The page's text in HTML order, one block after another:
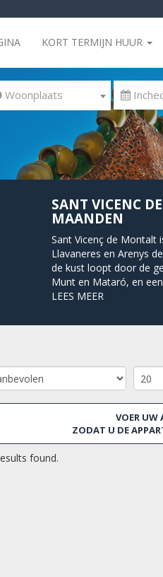
KORT TERMIJN HUUR
Woonplaats
SANT VICENC
MAANDEN
Sant Vicenç de Montalt
Llavaneres en Arenys
de kust loopt door de
Munt en Mataró, en
LEES MEER
VOER UW
ZODAT U DE
found.